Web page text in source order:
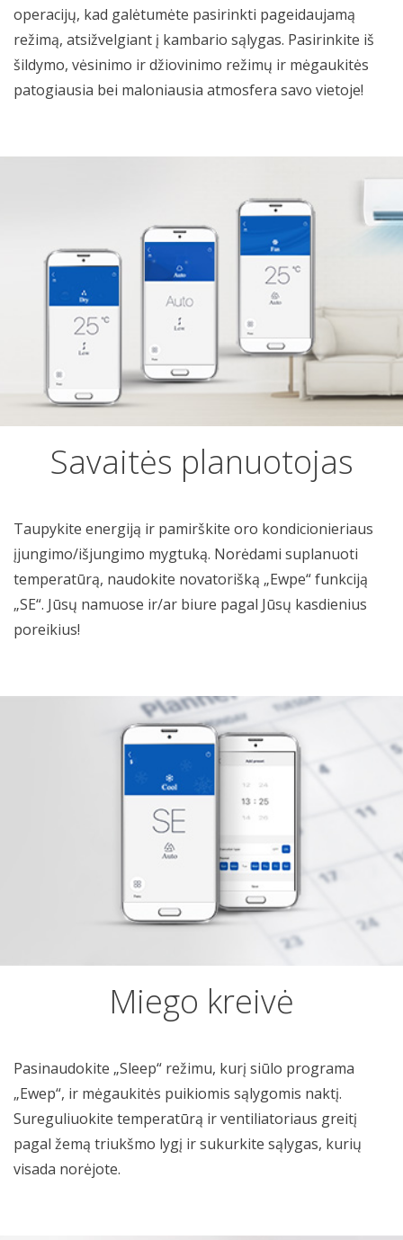
operacijų, kad galėtumėte pasirinkti pageidaujamą
režimą, atsižvelgiant į kambario sąlygas. Pasirinkite iš
šildymo, vėsinimo ir džiovinimo režimų ir mėgaukitės
patogiausia bei maloniausia atmosfera savo vietoje!
Savaitės planuotojas
Taupykite energiją ir pamirškite oro kondicionieriaus
įjungimo/išjungimo mygtuką. Norėdami suplanuoti
temperatūrą, naudokite novatorišką „Ewpe“ funkciją
„SE“. Jūsų namuose ir/ar biure pagal Jūsų kasdienius
poreikius!
Miego kreivė
Pasinaudokite „Sleep“ režimu, kurį siūlo programa
„Ewep“, ir mėgaukitės puikiomis sąlygomis naktį.
Sureguliuokite temperatūrą ir ventiliatoriaus greitį
pagal žemą triukšmo lygį ir sukurkite sąlygas, kurių
visada norėjote.